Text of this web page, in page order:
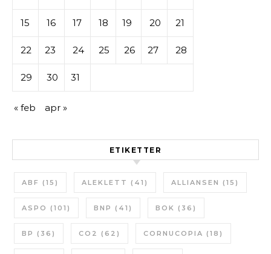
15 16 17 18 19 20 21
22 23 24 25 26 27 28
29 30 31
« feb apr »
ETIKETTER
ABF (15) ALEKLETT (41) ALLIANSEN (15)
ASPO (101) BNP (41) BOK (36)
BP (36) CO2 (62) CORNUCOPIA (18)